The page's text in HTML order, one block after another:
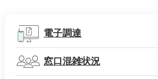
電子調達
窓口混雑状況